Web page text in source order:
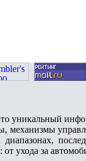
уникальный
механизмы
ухода за